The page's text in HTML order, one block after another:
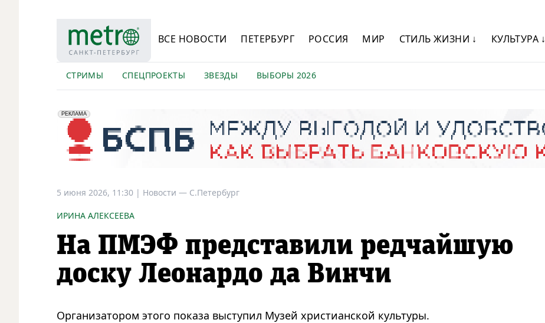
ВСЕ НОВОСТИ ПЕТЕРБУРГ РОССИЯ МИР СТИЛЬ ЖИЗНИ ↓ КУЛЬТУРА ↓
СТРИМЫ СПЕЦПРОЕКТЫ ЗВЕЗДЫ ВЫБОРЫ 2026
erid: 2VfnxyFybV5
РЕКЛАМА
ПАО "Банк "Санкт-Петербург", ИНН: 7831000027
5 июня 2026, 11:30 | Новости — С.Петербург
ИРИНА АЛЕКСЕЕВА
На ПМЭФ представили редчайшую
доску Леонардо да Винчи
Организатором этого показа выступил Музей христианской культуры.